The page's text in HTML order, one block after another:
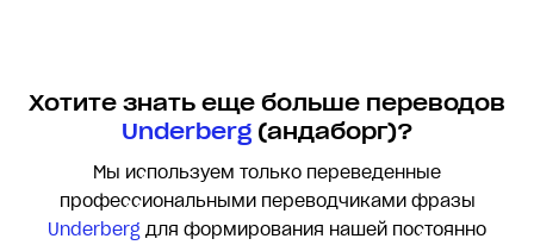
Хотите знать еще больше переводов
Underberg(андаборг)?
Мы используем только переведенные
профессиональными переводчиками фразы
Underberg для формирования нашей постоянно